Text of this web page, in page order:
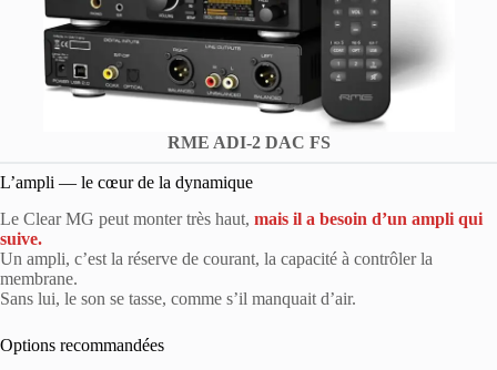
RME ADI-2 DAC FS
L’ampli — le cœur de la dynamique
Le Clear MG peut monter très haut, mais il a besoin d’un ampli qui
suive.
Un ampli, c’est la réserve de courant, la capacité à contrôler la
membrane.
Sans lui, le son se tasse, comme s’il manquait d’air.
Options recommandées